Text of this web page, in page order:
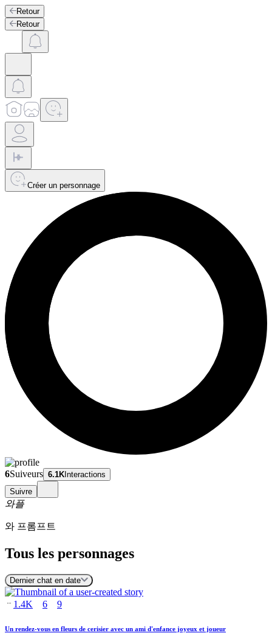
Retour
Retour
Créer un personnage
6Suiveurs 6.1K Interactions
Suivre
와플
와 프롬프트
Tous les personnages
Dernier chat en date
1.4K 6 9
Un rendez-vous en fleurs de cerisier avec un ami d'enfance joyeux et joueur